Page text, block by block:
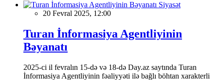
Siyasət
20 Fevral 2025, 12:00
Turan İnformasiya Agentliyinin
Bəyanatı
2025-ci il fevralın 15-də və 18-də Day.az saytında Turan
İnformasiya Agentliyinin fəaliyyəti ilə bağlı böhtan xarakterli